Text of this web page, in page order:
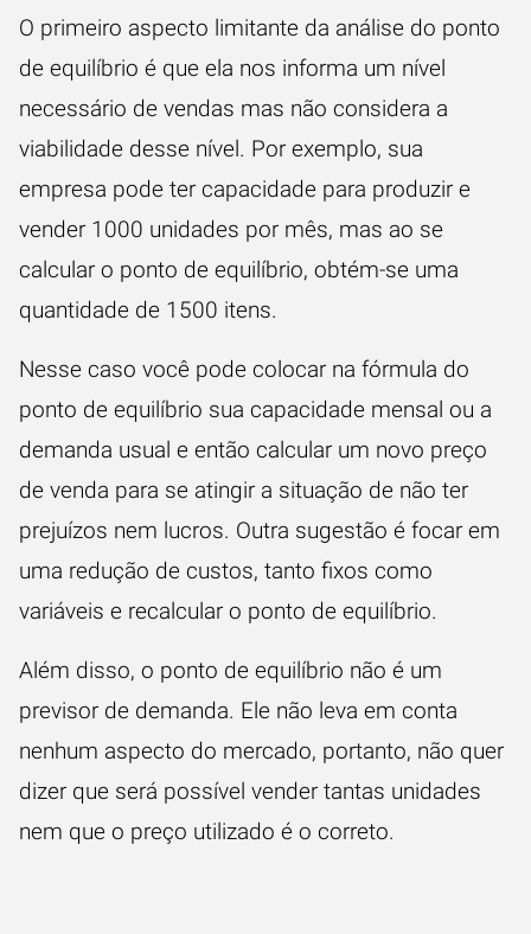
O primeiro aspecto limitante da análise do ponto
de equilíbrio é que ela nos informa um nível
necessário de vendas mas não considera a
viabilidade desse nível. Por exemplo, sua
empresa pode ter capacidade para produzir e
vender 1000 unidades por mês, mas ao se
calcular o ponto de equilíbrio, obtém-se uma
quantidade de 1500 itens.
Nesse caso você pode colocar na fórmula do
ponto de equilíbrio sua capacidade mensal ou a
demanda usual e então calcular um novo preço
de venda para se atingir a situação de não ter
prejuízos nem lucros. Outra sugestão é focar em
uma redução de custos, tanto fixos como
variáveis e recalcular o ponto de equilíbrio.
Além disso, o ponto de equilíbrio não é um
previsor de demanda. Ele não leva em conta
nenhum aspecto do mercado, portanto, não quer
dizer que será possível vender tantas unidades
nem que o preço utilizado é o correto.